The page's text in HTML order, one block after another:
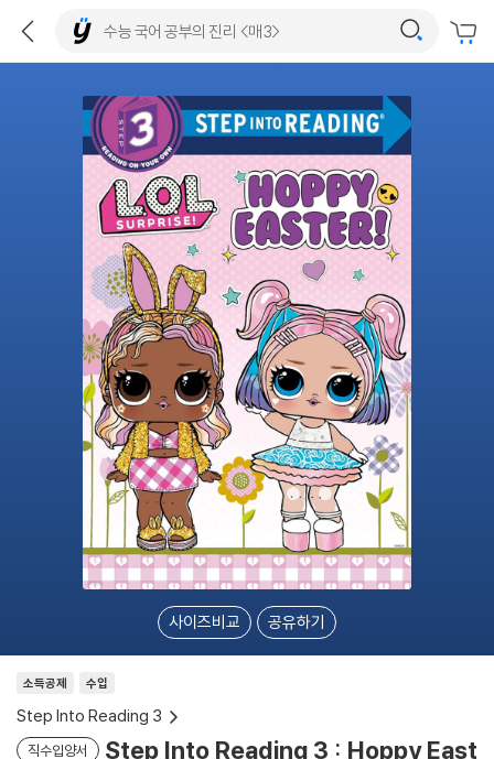
사이즈비교 공유하기
소득공제 수입
Step Into Reading 3
직수입양서
Step Into Reading 3 : Hoppy East